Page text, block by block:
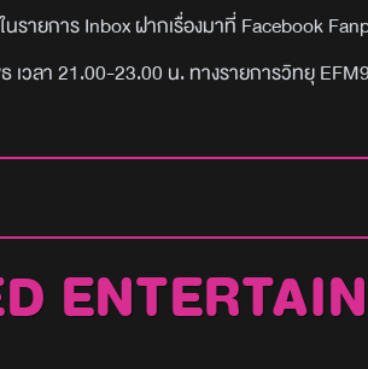
รายการ Inbox ฝากเรื่องมาที่ Facebook
วลา 21.00-23.00 น. ทางรายการวิทยุ